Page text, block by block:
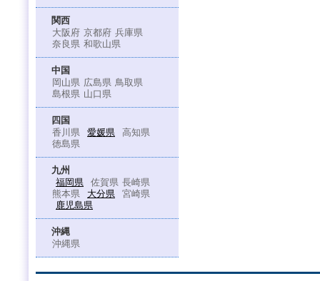
関西
大阪府 京都府 兵庫県
奈良県 和歌山県
中国
岡山県 広島県 鳥取県
島根県 山口県
四国
香川県
愛媛県
高知県
徳島県
九州
福岡県
佐賀県 長崎県
熊本県
大分県
宮崎県
鹿児島県
沖縄
沖縄県